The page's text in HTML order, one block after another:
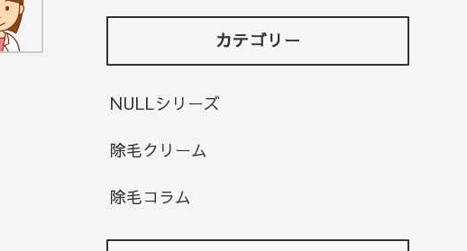
カテゴリー
NULLシリーズ
除毛クリーム
除毛コラム